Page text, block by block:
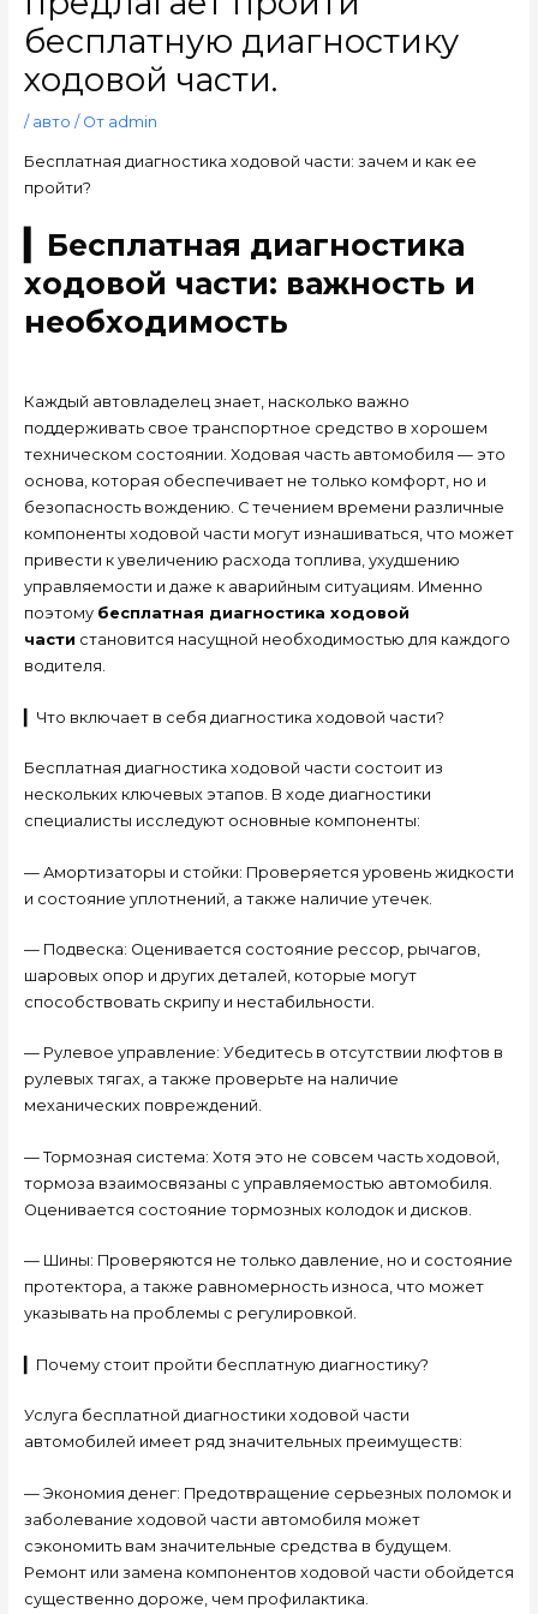
бесплатную диагностику
ходовой части.
/ авто / От admin
Бесплатная диагностика ходовой части: зачем и как ее
пройти?
▎Бесплатная диагностика
ходовой части: важность и
необходимость
Каждый автовладелец знает, насколько важно
поддерживать свое транспортное средство в хорошем
техническом состоянии. Ходовая часть автомобиля — это
основа, которая обеспечивает не только комфорт, но и
безопасность вождению. С течением времени различные
компоненты ходовой части могут изнашиваться, что может
привести к увеличению расхода топлива, ухудшению
управляемости и даже к аварийным ситуациям. Именно
поэтому бесплатная диагностика ходовой
части становится насущной необходимостью для каждого
водителя.
▎Что включает в себя диагностика ходовой части?
Бесплатная диагностика ходовой части состоит из
нескольких ключевых этапов. В ходе диагностики
специалисты исследуют основные компоненты:
— Амортизаторы и стойки: Проверяется уровень жидкости
и состояние уплотнений, а также наличие утечек.
— Подвеска: Оценивается состояние рессор, рычагов,
шаровых опор и других деталей, которые могут
способствовать скрипу и нестабильности.
— Рулевое управление: Убедитесь в отсутствии люфтов в
рулевых тягах, а также проверьте на наличие
механических повреждений.
— Тормозная система: Хотя это не совсем часть ходовой,
тормоза взаимосвязаны с управляемостью автомобиля.
Оценивается состояние тормозных колодок и дисков.
— Шины: Проверяются не только давление, но и состояние
протектора, а также равномерность износа, что может
указывать на проблемы с регулировкой.
▎Почему стоит пройти бесплатную диагностику?
Услуга бесплатной диагностики ходовой части
автомобилей имеет ряд значительных преимуществ:
— Экономия денег: Предотвращение серьезных поломок и
заболевание ходовой части автомобиля может
сэкономить вам значительные средства в будущем.
Ремонт или замена компонентов ходовой части обойдется
существенно дороже, чем профилактика.